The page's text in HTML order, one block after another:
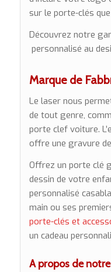
sur le porte-clés
Découvrez notre
personnalisé au
Marque de
Le laser nous
de tout genre,
porte clef voiture.
offre une gravure
Offrez un porte clé
dessin de votre
personnalisé
main ou ses
porte-clés et
un cadeau
A propos de